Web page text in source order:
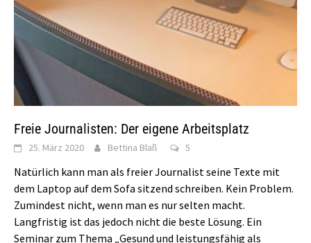
Freie Journalisten: Der eigene Arbeitsplatz
25. März 2020 Bettina Blaß 5
Natürlich kann man als freier Journalist seine Texte mit
dem Laptop auf dem Sofa sitzend schreiben. Kein Problem.
Zumindest nicht, wenn man es nur selten macht.
Langfristig ist das jedoch nicht die beste Lösung. Ein
Seminar zum Thema „Gesund und leistungsfähig als